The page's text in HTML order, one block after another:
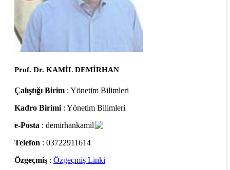
Prof. Dr. KAMİL DEMİRHAN
Çalıştığı Birim : Yönetim Bilimleri
Kadro Birimi : Yönetim Bilimleri
e-Posta : demirhankamil
Telefon : 03722911614
Özgeçmiş : Özgeçmiş Linki